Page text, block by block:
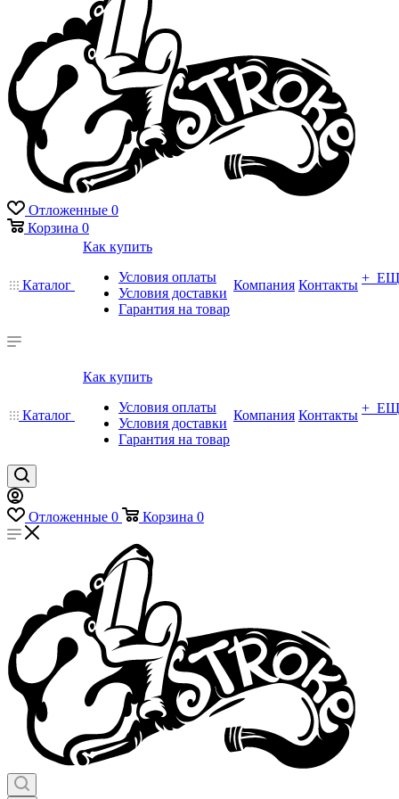
Отложенные 0
Корзина 0
Каталог
Как купить
Условия оплаты
Условия доставки
Гарантия на товар
Компания Контакты +
Каталог
Как купить
Условия оплаты
Условия доставки
Гарантия на товар
Компания Контакты +
Отложенные 0 Корзина 0